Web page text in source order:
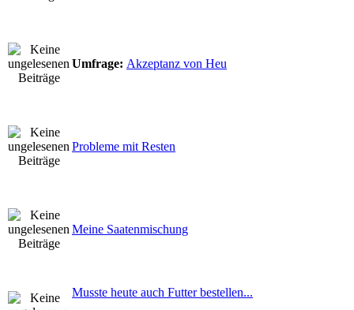
Umfrage: Akzeptanz von Heu
Probleme mit Resten
Meine Saatenmischung
Musste heute auch Futter bestellen...